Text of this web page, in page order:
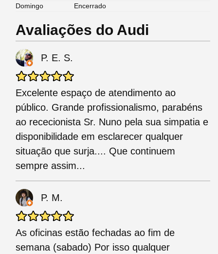
Domingo
Encerrado
Avaliações do Audi
P. E. S.
Excelente espaço de atendimento ao
público. Grande profissionalismo, parabéns
ao rececionista Sr. Nuno pela sua simpatia e
disponibilidade em esclarecer qualquer
situação que surja.... Que continuem
sempre assim...
P. M.
As oficinas estão fechadas ao fim de
semana (sabado) Por isso qualquer